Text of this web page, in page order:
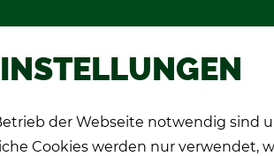
der Webseite notwendig sind
Cookies werden nur verwendet,
Ki­cker Ge­schenk­ide­en
Über TIPP-KICK